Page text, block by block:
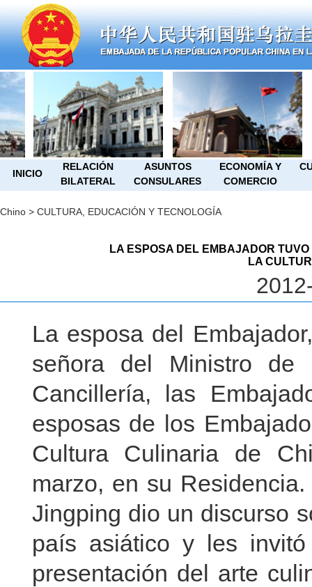
INICIO
RELACIÓN
BILATERAL
ASUNTOS
CONSULARES
ECONOMÍA Y
COMERCIO
Chino > CULTURA, EDUCACIÓN Y TECNOLOGÍA
LA ESPOSA DEL EMBAJADOR
LA
La esposa del
señora del Ministro
Cancillería, las
esposas de los
Cultura Culinaria de
marzo, en su
Jingping dio un discurso
país asiático y les
presentación del arte